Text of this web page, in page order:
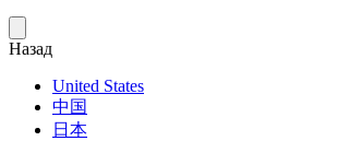
Назад
United States
中国
日本